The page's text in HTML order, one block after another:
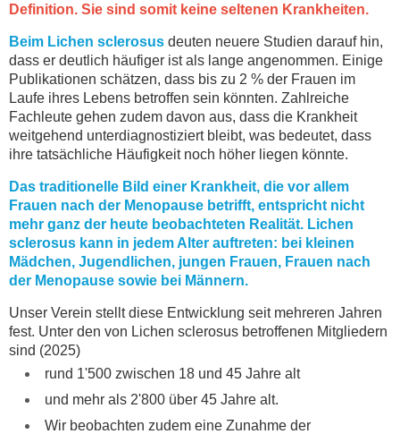
Definition. Sie sind somit keine seltenen Krankheiten.
Beim Lichen sclerosus deuten neuere Studien darauf hin,
dass er deutlich häufiger ist als lange angenommen. Einige
Publikationen schätzen, dass bis zu 2 % der Frauen im
Laufe ihres Lebens betroffen sein könnten. Zahlreiche
Fachleute gehen zudem davon aus, dass die Krankheit
weitgehend unterdiagnostiziert bleibt, was bedeutet, dass
ihre tatsächliche Häufigkeit noch höher liegen könnte.
Das traditionelle Bild einer Krankheit, die vor allem
Frauen nach der Menopause betrifft, entspricht nicht
mehr ganz der heute beobachteten Realität. Lichen
sclerosus kann in jedem Alter auftreten: bei kleinen
Mädchen, Jugendlichen, jungen Frauen, Frauen nach
der Menopause sowie bei Männern.
Unser Verein stellt diese Entwicklung seit mehreren Jahren
fest. Unter den von Lichen sclerosus betroffenen Mitgliedern
sind (2025)
rund 1'500 zwischen 18 und 45 Jahre alt
und mehr als 2'800 über 45 Jahre alt.
Wir beobachten zudem eine Zunahme der